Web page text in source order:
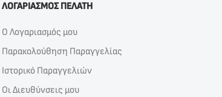
ΛΟΓΑΡΙΑΣΜΟΣ ΠΕΛΑΤΗ
Ο Λογαριασμός μου
Παρακολούθηση Παραγγελίας
Ιστορικό Παραγγελιών
Οι Διευθύνσεις μου